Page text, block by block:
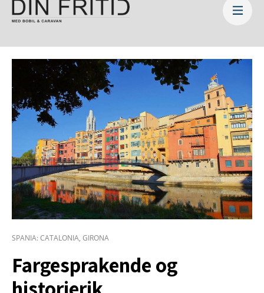
SPANIA: CATALONIA, GIRONA
Fargesprakende og